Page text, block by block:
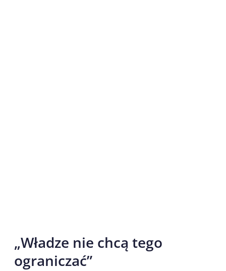
„Władze nie chcą tego
ograniczać”